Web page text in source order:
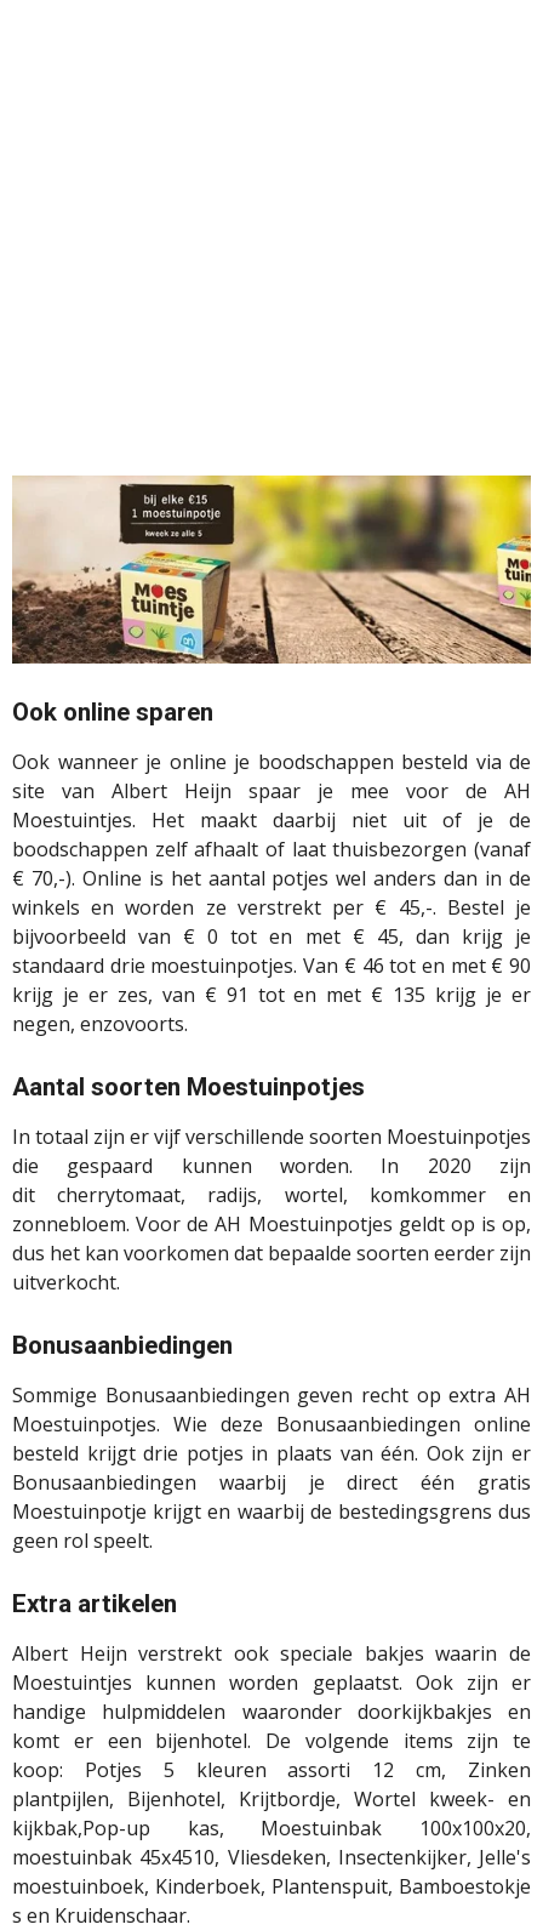
Ook online sparen
Ook wanneer je online je boodschappen besteld via de
site van Albert Heijn spaar je mee voor de AH
Moestuintjes. Het maakt daarbij niet uit of je de
boodschappen zelf afhaalt of laat thuisbezorgen (vanaf
€ 70,-). Online is het aantal potjes wel anders dan in de
winkels en worden ze verstrekt per € 45,-. Bestel je
bijvoorbeeld van € 0 tot en met € 45, dan krijg je
standaard drie moestuinpotjes. Van € 46 tot en met € 90
krijg je er zes, van € 91 tot en met € 135 krijg je er
negen, enzovoorts.
Aantal soorten Moestuinpotjes
In totaal zijn er vijf verschillende soorten Moestuinpotjes
die gespaard kunnen worden. In 2020 zijn
ditcherrytomaat, radijs, wortel, komkommer en
zonnebloem. Voor de AH Moestuinpotjes geldt op is op,
dus het kan voorkomen dat bepaalde soorten eerder zijn
uitverkocht.
Bonusaanbiedingen
Sommige Bonusaanbiedingen geven recht op extra AH
Moestuinpotjes. Wie deze Bonusaanbiedingen online
besteld krijgt drie potjes in plaats van één. Ook zijn er
Bonusaanbiedingen waarbij je direct één gratis
Moestuinpotje krijgt en waarbij de bestedingsgrens dus
geen rol speelt.
Extra artikelen
Albert Heijn verstrekt ook speciale bakjes waarin de
Moestuintjes kunnen worden geplaatst. Ook zijn er
handige hulpmiddelen waaronder doorkijkbakjes en
komt er een bijenhotel. De volgende items zijn te
koop: Potjes 5 kleuren assorti 12 cm, Zinken
plantpijlen, Bijenhotel, Krijtbordje, Wortel kweek- en
kijkbak,Pop-up kas, Moestuinbak 100x100x20,
moestuinbak 45x4510, Vliesdeken, Insectenkijker, Jelle's
moestuinboek, Kinderboek, Plantenspuit, Bamboestokje
s en Kruidenschaar.